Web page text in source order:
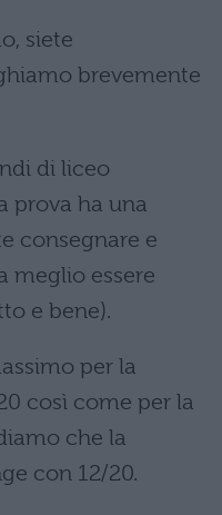
siete
brevemente
di liceo
prova ha una
consegnare e
meglio essere
e bene).
per la
così come per la
che la
con 12/20.